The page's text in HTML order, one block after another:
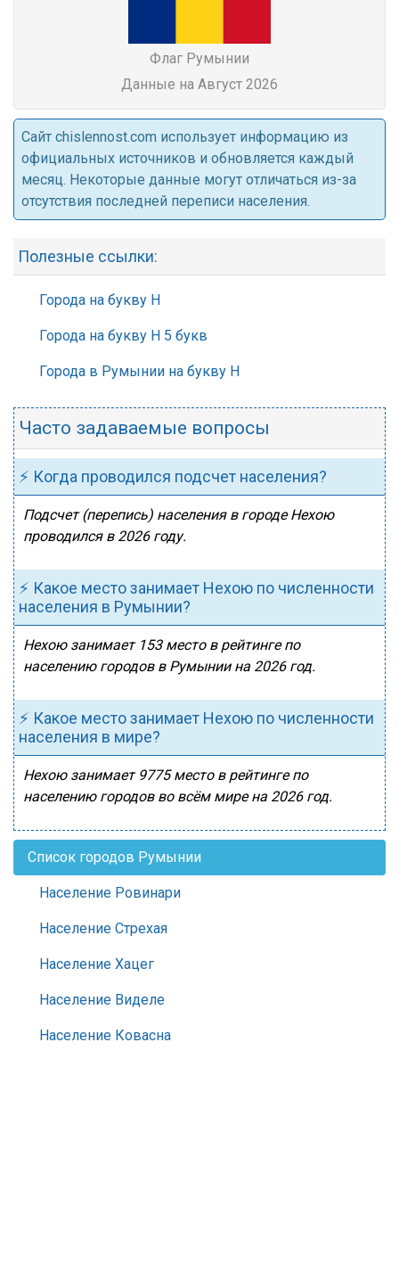
Флаг Румынии
Данные на Август 2026
Cайт chislennost.com использует информацию из
официальных источников и обновляется каждый
месяц. Некоторые данные могут отличаться из-за
отсутствия последней переписи населения.
Полезные ссылки:
Города на букву Н
Города на букву Н 5 букв
Города в Румынии на букву Н
Часто задаваемые вопросы
⚡ Когда проводился подсчет населения?
Подсчет (перепись) населения в городе Нехою
проводился в 2026 году.
⚡ Какое место занимает Нехою по численности
населения в Румынии?
Нехою занимает 153 место в рейтинге по
населению городов в Румынии на 2026 год.
⚡ Какое место занимает Нехою по численности
населения в мире?
Нехою занимает 9775 место в рейтинге по
населению городов во всём мире на 2026 год.
Список городов Румынии
Население Ровинари
Население Стрехая
Население Хацег
Население Виделе
Население Ковасна